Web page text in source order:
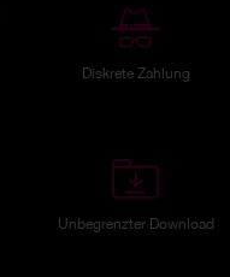
Diskrete Zahlung
Unbegrenzter Download